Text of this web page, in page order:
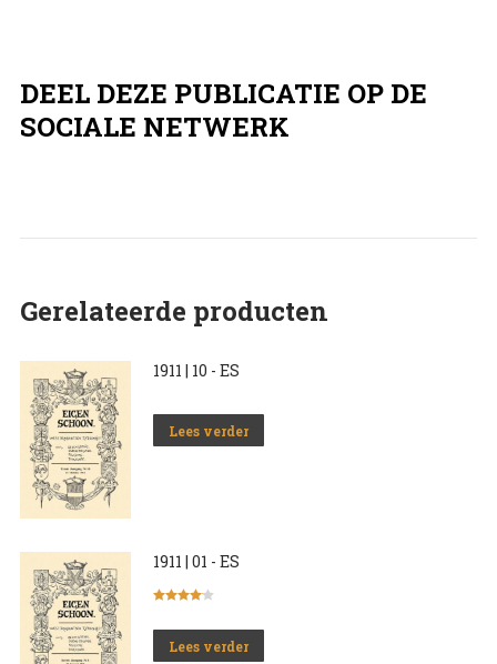
DEEL DEZE PUBLICATIE OP DE
SOCIALE NETWERK
Gerelateerde producten
1911 | 10 - ES
Lees verder
1911 | 01 - ES
Lees verder